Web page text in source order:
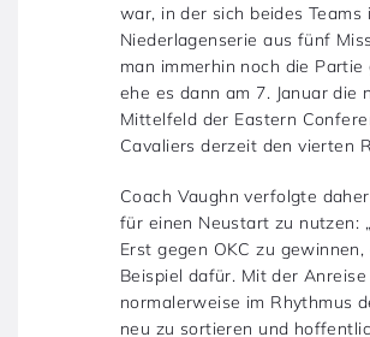
war, in der sich beides
Niederlagenserie aus fünf
man immerhin noch die
ehe es dann am 7. Januar
Mittelfeld der Eastern
Cavaliers derzeit den vierten
Coach Vaughn verfolgte
für einen Neustart zu nutzen:
Erst gegen OKC zu
Beispiel dafür. Mit der
normalerweise im Rhythmus
neu zu sortieren und